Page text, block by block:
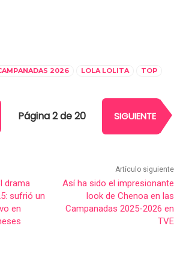
2026 LOLA LOLITA TOP
Página 2 de 20 SIGUIENTE
drama
sufrió un
en
Artículo siguiente
Así ha sido el impresionante
look de Chenoa en las
Campanadas 2025-2026 en
TVE